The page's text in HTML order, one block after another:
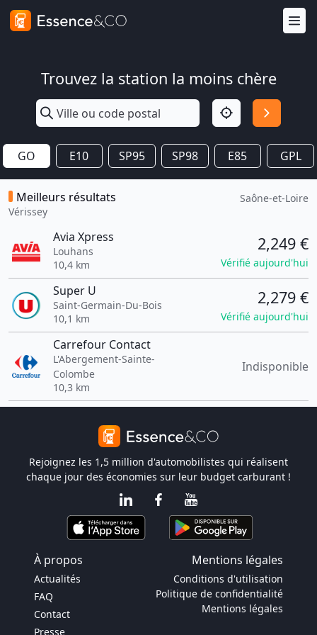
Trouvez la station la moins chère
GO E10 SP95 SP98 E85 GPL
Meilleurs résultats
Vérissey
Saône-et-Loire
Avia Xpress
Louhans
10,4 km
2,249 €
Vérifié aujourd'hui
Super U
Saint-Germain-Du-Bois
10,1 km
2,279 €
Vérifié aujourd'hui
Carrefour Contact
L'Abergement-Sainte-
Colombe
10,3 km
Indisponible
Rejoignez les 1,5 million d'automobilistes qui réalisent
chaque jour des économies sur leur budget carburant !
À propos Mentions légales
Actualités
FAQ
Contact
Presse
Conditions d'utilisation
Politique de confidentialité
Mentions légales